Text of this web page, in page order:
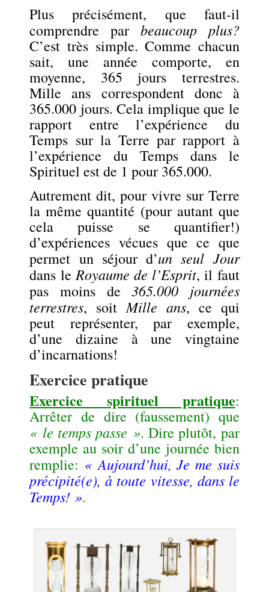
Plus précisément, que faut-il
comprendre par beaucoup plus?
C’est très simple. Comme chacun
sait, une année comporte, en
moyenne, 365 jours terrestres.
Mille ans correspondent donc à
365.000 jours. Cela implique que le
rapport entre l’expérience du
Temps sur la Terre par rapport à
l’expérience du Temps dans le
Spirituel est de 1 pour 365.000.
Autrement dit, pour vivre sur Terre
la même quantité (pour autant que
cela puisse se quantifier!)
d’expériences vécues que ce que
permet un séjour d’un seul Jour
dans leRoyaume de l’Esprit, il faut
pas moins de365.000 journées
terrestres, soitMille ans, ce qui
peut représenter, par exemple,
d’une dizaine à une vingtaine
d’incarnations!
Exercice pratique
Exercice spirituel pratique:
Arrêter de dire (faussement) que
« le temps passe ». Dire plutôt, par
exemple au soir d’une journée bien
remplie: « Aujourd’hui, Je me suis
précipité(e), à toute vitesse, dans le
Temps! ».